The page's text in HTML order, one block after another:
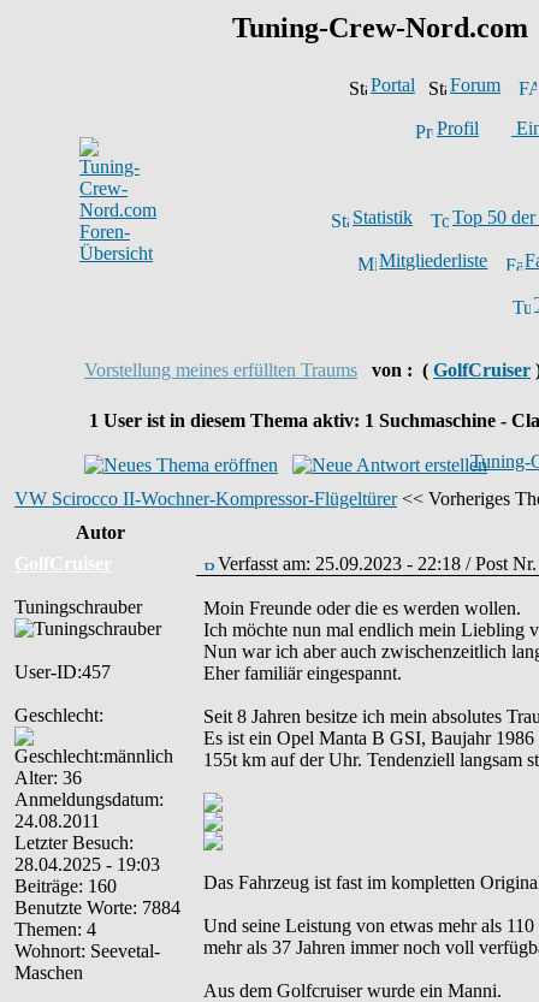
Tuning-Crew-Nord.com
Portal Forum
Profil
Statistik Top 50
Mitgliederliste
Vorstellung meines erfüllten Traums von : ( GolfCruiser
1 User ist in diesem Thema aktiv: 1 Suchmaschine -
Tuning-
VW Scirocco II-Wochner-Kompressor-Flügeltürer<< Vorheriges
Autor
GolfCruiser
Tuningschrauber
User-ID:457
Geschlecht:
Alter: 36
Anmeldungsdatum:
24.08.2011
Letzter Besuch:
28.04.2025 - 19:03
Beiträge: 160
Benutzte Worte: 7884
Themen: 4
Wohnort: Seevetal-
Maschen
Verfasst am: 25.09.2023 - 22:18 / Post
Moin Freunde oder die es werden wollen.
Ich möchte nun mal endlich mein Liebling
Nun war ich aber auch zwischenzeitlich
Eher familiär eingespannt.
Seit 8 Jahren besitze ich mein absolutes
Es ist ein Opel Manta B GSI, Baujahr
155t km auf der Uhr. Tendenziell langsam
Das Fahrzeug ist fast im kompletten
Und seine Leistung von etwas mehr als
mehr als 37 Jahren immer noch voll
Aus dem Golfcruiser wurde ein Manni.